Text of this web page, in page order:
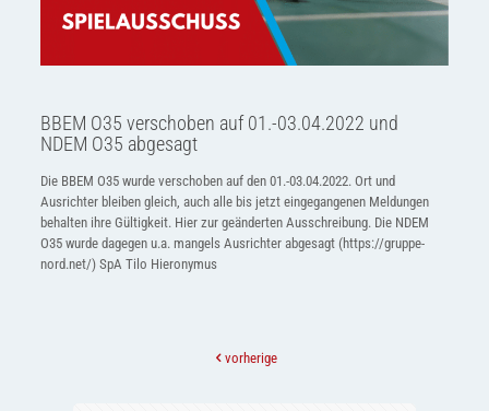
BBEM O35 verschoben auf 01.-03.04.2022 und
NDEM O35 abgesagt
Die BBEM O35 wurde verschoben auf den 01.-03.04.2022. Ort und
Ausrichter bleiben gleich, auch alle bis jetzt eingegangenen Meldungen
behalten ihre Gültigkeit. Hier zur geänderten Ausschreibung. Die NDEM
O35 wurde dagegen u.a. mangels Ausrichter abgesagt (https://gruppe-
nord.net/) SpA Tilo Hieronymus
vorherige